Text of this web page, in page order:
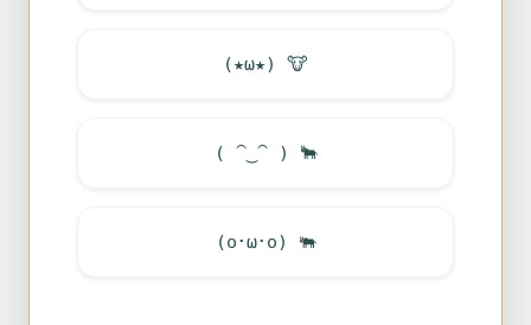
(★ω★) 🐮
( ⁀‿⁀ ) 🐂
(o･ω･o) 🐃